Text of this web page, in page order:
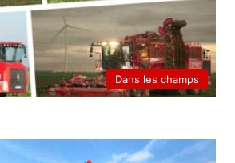
Dans les champs